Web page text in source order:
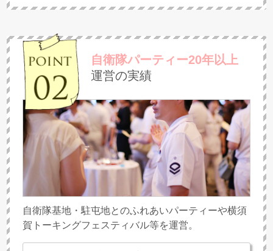
自衛隊パーティー20年以上
運営の実績
自衛隊基地・駐屯地とのふれあいパーティーや横須
賀トーキングフェスティバル等を運営。